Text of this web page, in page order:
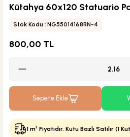
Kütahya 60x120 Statuario
Stok Kodu : NG55014168RN-4
800,00 TL
Sepete Ekle
1 m² Fiyatıdır. Kutu Bazlı Satılır (1